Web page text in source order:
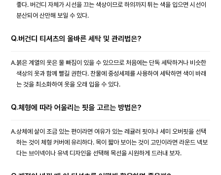
좋다. 버건디 자체가 시선을 끄는 색상이므로 하의까지 튀는 색을 입으면 시선이
분산되어 산만해 보일 수 있다.
Q.버건디 티셔츠의 올바른 세탁 및 관리법은?
A.붉은 계열의 옷은 물 빠짐이 있을 수 있으므로 처음에는 단독 세탁하거나 비슷한
색상의 옷과 함께 빨길 권한다. 찬물에 중성세제를 사용하여 세탁하면 색이 바래
는 것을 최소화하여 옷을 오래 입을 수 있다.
Q.체형에 따라 어울리는 핏을 고르는 방법은?
A.상체에 살이 조금 있는 편이라면 여유가 있는 레귤러 핏이나 세미 오버핏을 선택
하는 것이 체형 커버에 유리하다. 목이 짧아 보이는 것이 고민이라면 라운드 넥보
다는 브이넥이나 유넥 디자인을 선택해 목선을 시원하게 드러내 보자.